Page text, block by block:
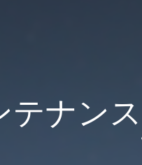
テナン